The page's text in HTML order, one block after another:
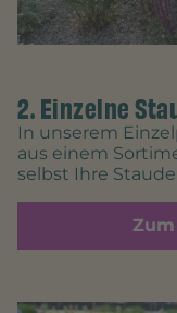
2. Einzelne
In unserem
aus einem
selbst Ihre